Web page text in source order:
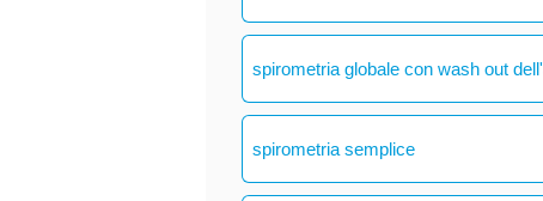
spirometria globale con wash out
spirometria semplice